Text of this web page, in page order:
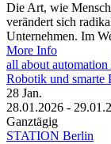
Die Art, wie
verändert sich
Unternehmen. Im
More Info
all about
Robotik und smarte
28 Jan.
28.01.2026 -
Ganztägig
STATION Berlin